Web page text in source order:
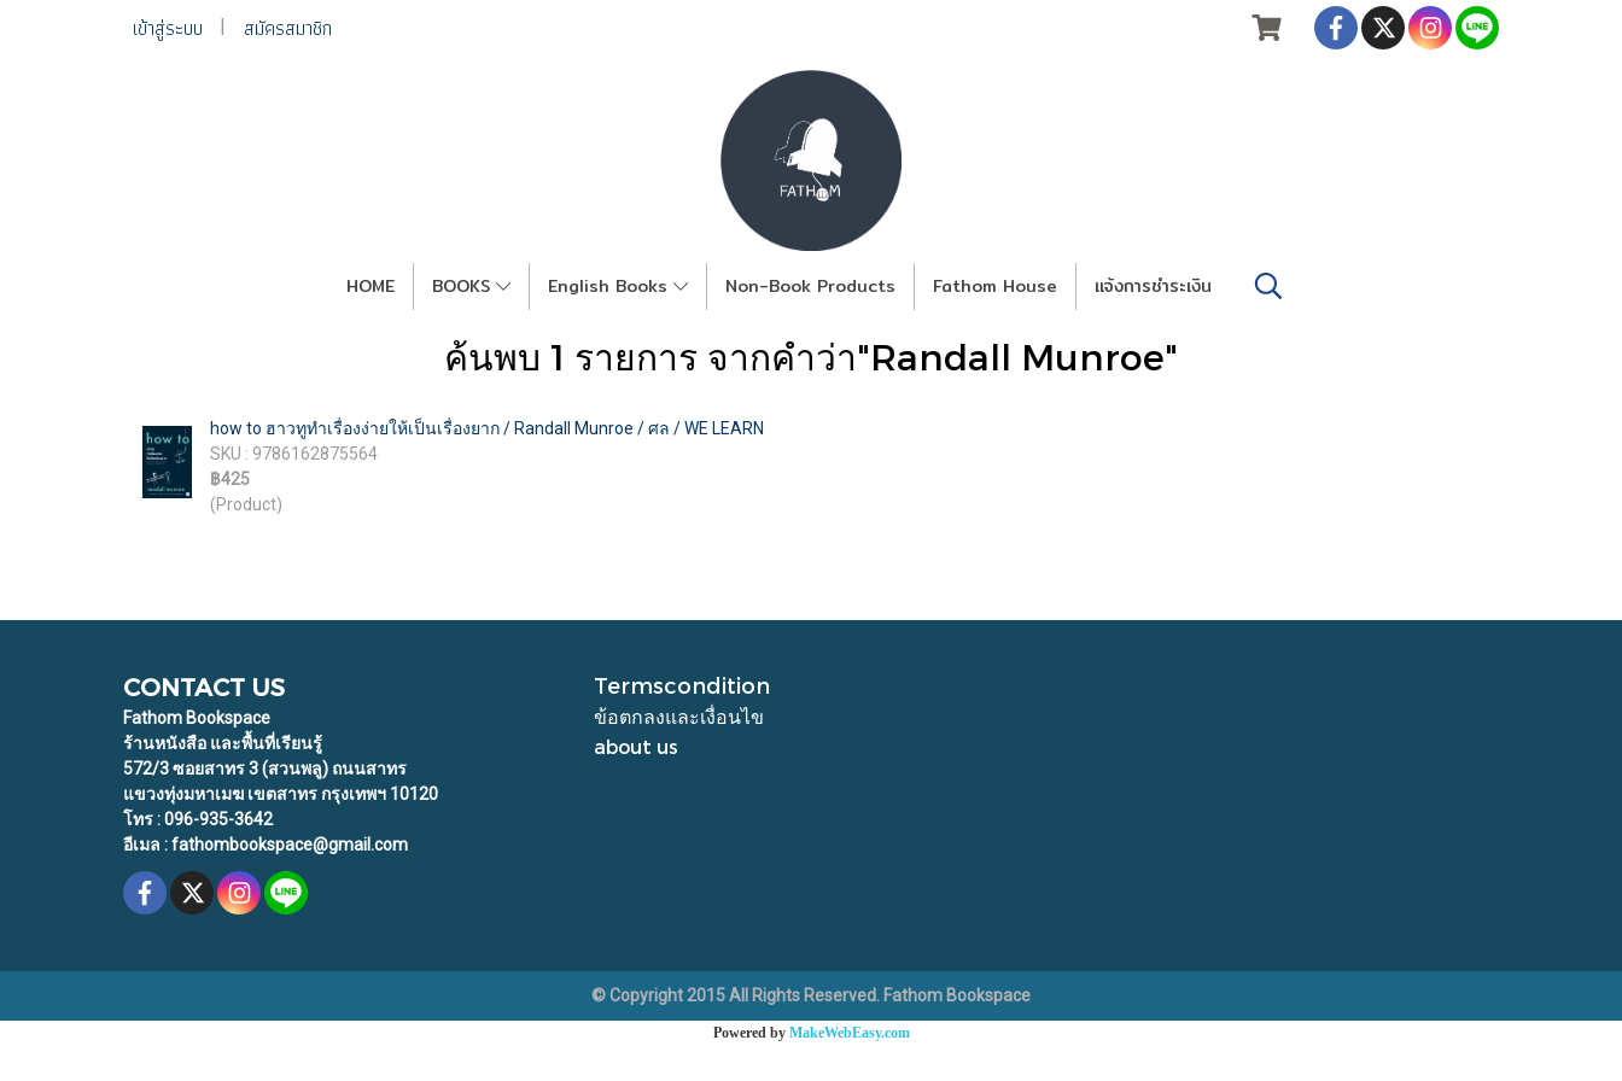
เข้าสู่ระบบ สมัครสมาชิก
HOME BOOKS English Books Non-Book Products Fathom House แจ้งการชำระเงิน
ค้นพบ 1 รายการ จากคำว่า"Randall Munroe"
how to ฮาวทูทำเรื่องง่ายให้เป็นเรื่องยาก / Randall Munroe / ศล / WE LEARN
SKU : 9786162875564
฿425
(Product)
CONTACT US
Fathom Bookspace
ร้านหนังสือ และพื้นที่เรียนรู้
572/3 ซอยสาทร 3 (สวนพลู) ถนนสาทร
แขวงทุ่งมหาเมฆ เขตสาทร กรุงเทพฯ 10120
โทร : 096-935-3642
อีเมล : fathombookspace@gmail.com
Termscondition
ข้อตกลงและเงื่อนไข
about us
© Copyright 2015 All Rights Reserved. Fathom Bookspace
Powered by MakeWebEasy.com